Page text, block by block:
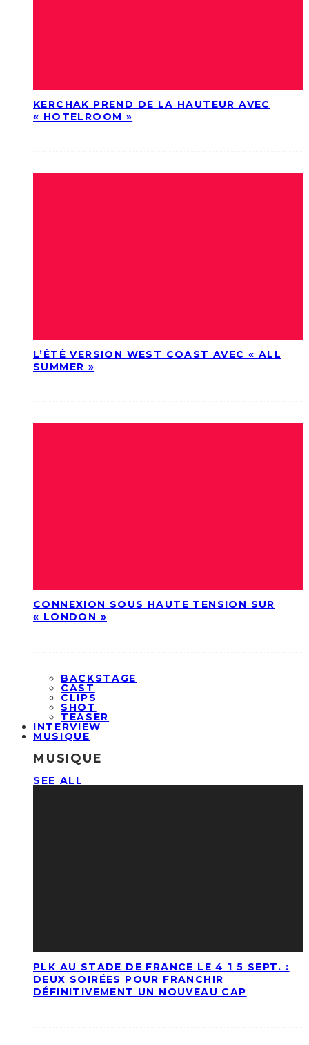
KERCHAK PREND DE LA HAUTEUR AVEC
« HOTELROOM »
L’ÉTÉ VERSION WEST COAST AVEC « ALL
SUMMER »
CONNEXION SOUS HAUTE TENSION SUR
« LONDON »
BACKSTAGE
CAST
CLIPS
SHOT
TEASER
INTERVIEW
MUSIQUE
MUSIQUE
SEE ALL
PLK AU STADE DE FRANCE LE 4 1 5 SEPT. :
DEUX SOIRÉES POUR FRANCHIR
DÉFINITIVEMENT UN NOUVEAU CAP